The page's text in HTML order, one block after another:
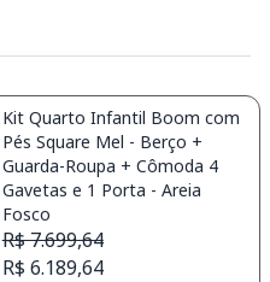
Kit Quarto Infantil Boom com
Pés Square Mel - Berço +
Guarda-Roupa + Cômoda 4
Gavetas e 1 Porta - Areia
Fosco
R$ 7.699,64
R$ 6.189,64